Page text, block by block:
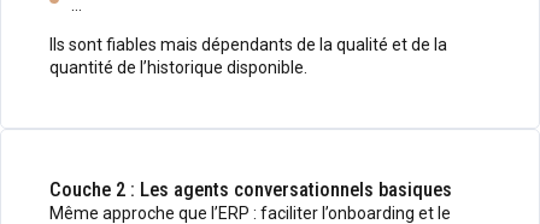
Ils sont fiables mais dépendants de la qualité et de la
quantité de l’historique disponible.
Couche 2 : Les agents conversationnels basiques
Même approche que l’ERP : faciliter l’onboarding et le